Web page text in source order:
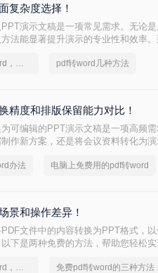
复杂度选择！
演示文稿是一项常见需求。无论
法能显著提升演示的专业性和效率
一分钟搞定PDF转Word，这2种简单方法，任意选择 pdf转word几种方法
精度和排版保留能力对比！
可编辑的PPT演示文稿是一项高频
作新方案，还是将会议资料转化为
办法 电脑上免费用的pdf转word
景和操作差异！
文件中的内容转换为PPT格式，
下是两种免费的方法，帮助您轻松实
一分钟搞定PDF转Word，这2种简单方法，任意选择 免费pdf转word的三种方法